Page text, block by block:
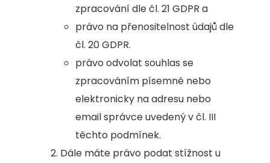
zpracování dle čl. 21 GDPR a
právo na přenositelnost údajů dle
čl. 20 GDPR.
právo odvolat souhlas se
zpracováním písemně nebo
elektronicky na adresu nebo
email správce uvedený v čl. III
těchto podmínek.
Dále máte právo podat stížnost u